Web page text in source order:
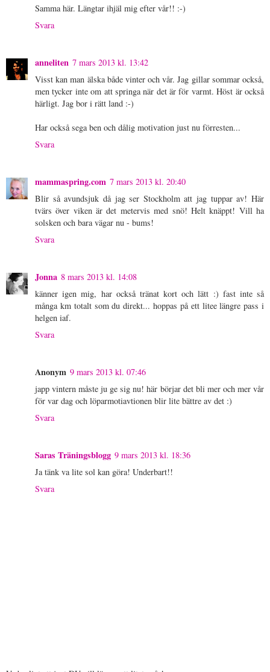
Samma här. Längtar ihjäl mig efter vår!! :-)
Svara
anneliten 7 mars 2013 kl. 13:42
Visst kan man älska både vinter och vår. Jag gillar sommar också,
men tycker inte om att springa när det är för varmt. Höst är också
härligt. Jag bor i rätt land :-)
Har också sega ben och dålig motivation just nu förresten...
Svara
mammaspring.com 7 mars 2013 kl. 20:40
Blir så avundsjuk då jag ser Stockholm att jag tuppar av! Här
tvärs över viken är det metervis med snö! Helt knäppt! Vill ha
solsken och bara vägar nu - bums!
Svara
Jonna 8 mars 2013 kl. 14:08
känner igen mig, har också tränat kort och lätt :) fast inte så
många km totalt som du direkt... hoppas på ett litee längre pass i
helgen iaf.
Svara
Anonym 9 mars 2013 kl. 07:46
japp vintern måste ju ge sig nu! här börjar det bli mer och mer vår
för var dag och löparmotiavtionen blir lite bättre av det :)
Svara
Saras Träningsblogg 9 mars 2013 kl. 18:36
Ja tänk va lite sol kan göra! Underbart!!
Svara